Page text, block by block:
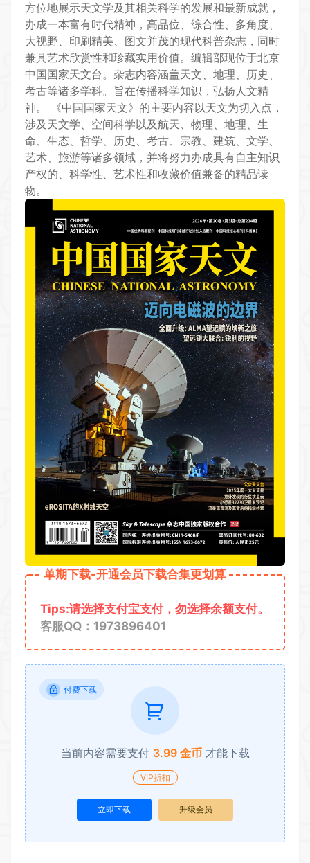
方位地展示天文学及其相关科学的发展和最新成就，
办成一本富有时代精神，高品位、综合性、多角度、
大视野、印刷精美、图文并茂的现代科普杂志，同时
兼具艺术欣赏性和珍藏实用价值。编辑部现位于北京
中国国家天文台。杂志内容涵盖天文、地理、历史、
考古等诸多学科。旨在传播科学知识，弘扬人文精
神。
《中国国家天文》的主要内容以天文为切入点，
涉及天文学、空间科学以及航天、物理、地理、生
命、生态、哲学、历史、考古、宗教、建筑、文学、
艺术、旅游等诸多领域，并将努力办成具有自主知识
产权的、科学性、艺术性和收藏价值兼备的精品读
物。
单期下载-开通会员下载合集更划算
Tips:请选择支付宝支付，勿选择余额支付。
客服QQ：1973896401
付费下载
当前内容需要支付 3.99 金币 才能下载
VIP折扣
立即下载 升级会员